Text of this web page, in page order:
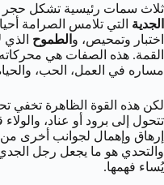
ثلاث سمات رئيسية تشكل حجر
الجدية التي تلامس الصرامة
اختبار وتمحيص، و الطموح
القمة. هذه الصفات هي
مساره في العمل، الحب،
لكن هذه القوة الظاهرة تخفي
تتحول إلى برود أو عناد،
إرهاق وإهمال لجوانب أخرى من
والتحدي هو ما يجعل رجل الجدي
يُساء فهمها.